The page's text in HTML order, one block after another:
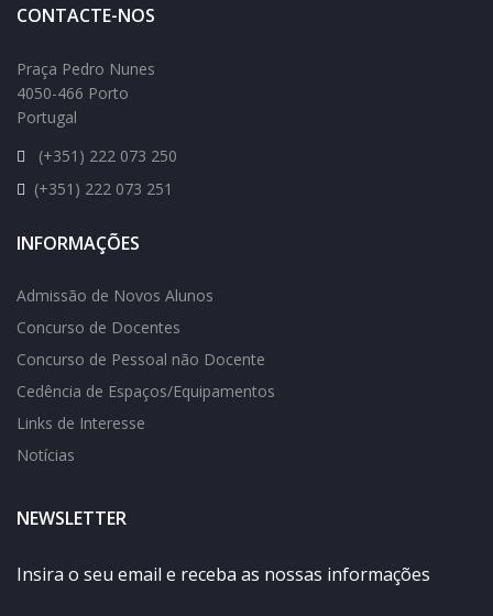
CONTACTE-NOS
Praça Pedro Nunes
4050-466 Porto
Portugal
(+351) 222 073 250
(+351) 222 073 251
INFORMAÇÕES
Admissão de Novos Alunos
Concurso de Docentes
Concurso de Pessoal não Docente
Cedência de Espaços/Equipamentos
Links de Interesse
Notícias
NEWSLETTER
Insira o seu email e receba as nossas informações